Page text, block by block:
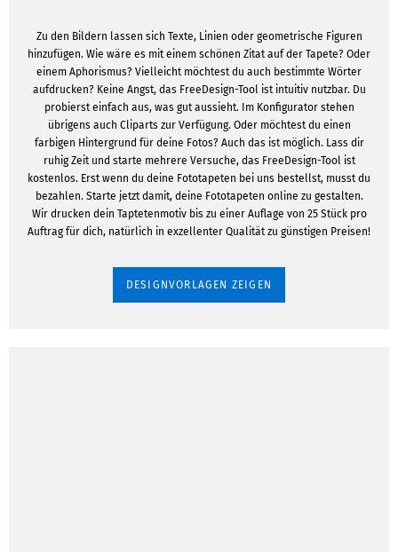
Zu den Bildern lassen sich Texte, Linien oder geometrische Figuren
hinzufügen. Wie wäre es mit einem schönen Zitat auf der Tapete? Oder
einem Aphorismus? Vielleicht möchtest du auch bestimmte Wörter
aufdrucken? Keine Angst, das FreeDesign-Tool ist intuitiv nutzbar. Du
probierst einfach aus, was gut aussieht. Im Konfigurator stehen
übrigens auch Cliparts zur Verfügung. Oder möchtest du einen
farbigen Hintergrund für deine Fotos? Auch das ist möglich. Lass dir
ruhig Zeit und starte mehrere Versuche, das FreeDesign-Tool ist
kostenlos. Erst wenn du deine Fototapeten bei uns bestellst, musst du
bezahlen. Starte jetzt damit, deine Fototapeten online zu gestalten.
Wir drucken dein Taptetenmotiv bis zu einer Auflage von 25 Stück pro
Auftrag für dich, natürlich in exzellenter Qualität zu günstigen Preisen!
DESIGNVORLAGEN ZEIGEN